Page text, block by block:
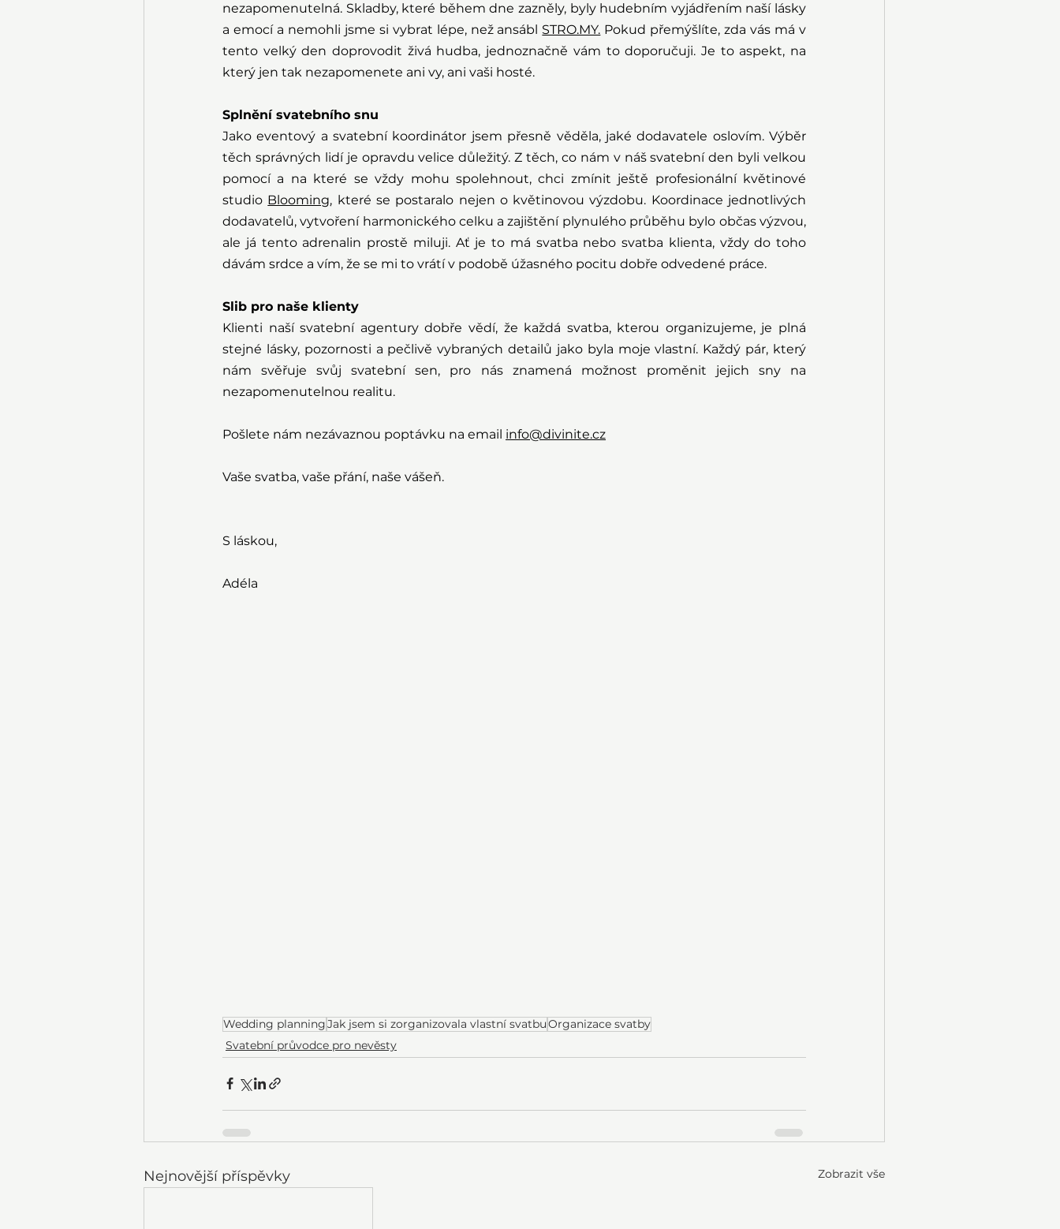
nezapomenutelná. Skladby, které během dne zazněly, byly hudebním vyjádřením naší lásky
a emocí a nemohli jsme si vybrat lépe, než ansábl STRO.MY. Pokud přemýšlíte, zda vás má v
tento velký den doprovodit živá hudba, jednoznačně vám to doporučuji. Je to aspekt, na
který jen tak nezapomenete ani vy, ani vaši hosté.
Splnění svatebního snu
Jako eventový a svatební koordinátor jsem přesně věděla, jaké dodavatele oslovím. Výběr
těch správných lidí je opravdu velice důležitý. Z těch, co nám v náš svatební den byli velkou
pomocí a na které se vždy mohu spolehnout, chci zmínit ještě profesionální květinové
studio Blooming, které se postaralo nejen o květinovou výzdobu. Koordinace jednotlivých
dodavatelů, vytvoření harmonického celku a zajištění plynulého průběhu bylo občas výzvou,
ale já tento adrenalin prostě miluji. Ať je to má svatba nebo svatba klienta, vždy do toho
dávám srdce a vím, že se mi to vrátí v podobě úžasného pocitu dobře odvedené práce.
Slib pro naše klienty
Klienti naší svatební agentury dobře vědí, že každá svatba, kterou organizujeme, je plná
stejné lásky, pozornosti a pečlivě vybraných detailů jako byla moje vlastní. Každý pár, který
nám svěřuje svůj svatební sen, pro nás znamená možnost proměnit jejich sny na
nezapomenutelnou realitu.
Pošlete nám nezávaznou poptávku na email info@divinite.cz
Vaše svatba, vaše přání, naše vášeň.
S láskou,
Adéla
Wedding planningJak jsem si zorganizovala vlastní svatbuOrganizace svatby
Svatební průvodce pro nevěsty
Nejnovější příspěvky Zobrazit vše